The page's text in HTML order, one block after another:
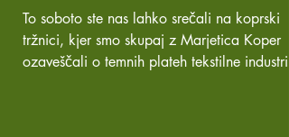
To soboto ste nas lahko srečali na koprski
tržnici, kjer smo skupaj z Marjetica Koper
ozaveščali o temnih plateh tekstilne industrije